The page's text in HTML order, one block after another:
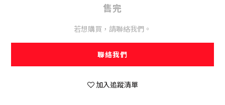
售完
若想購買，請聯絡我們。
聯絡我們
加入追蹤清單